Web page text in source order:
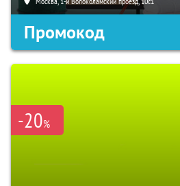
Промокод
-20%